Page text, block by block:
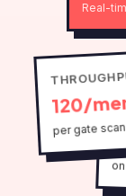
Real-
120/
per gate scan